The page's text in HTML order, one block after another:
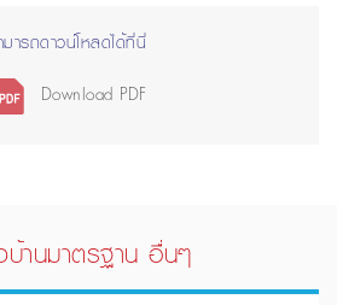
ารถดาวน์โหลดได้ที่นี่
Download PDF
บ้านมาตรฐาน อื่นๆ